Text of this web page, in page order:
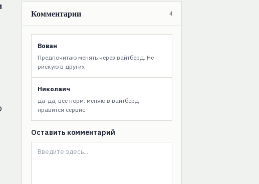
Комментарии 4
Вован
Предпочитаю менять через вайтберд. Не
рискую в других
Николаич
да-да, все норм. меняю в вайтберд -
нравится сервис
Оставить комментарий